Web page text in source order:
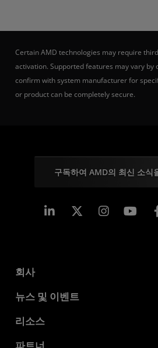
Certain AMD technologies may require
activation. Supported features may vary by
confirm with system manufacturer for
or product can be completely secure.
구독하여 AMD의 최신 소식
Linkedin
회사
AMD 소개
기업의 사회적 책임
채용
뉴스 및 이벤트
뉴스룸
리소스
개발자 센트럴
파트너